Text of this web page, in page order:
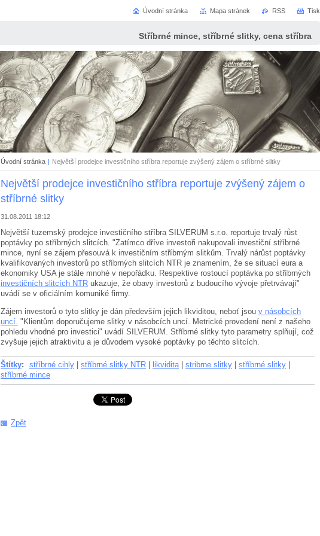
Stříbrné mince, stříbrné slitky, cena stříbra
Úvodní stránka | Největší prodejce investičního stříbra reportuje zvýšený zájem o stříbrné slitky
Největší prodejce investičního stříbra reportuje zvýšený zájem o
stříbrné slitky
31.08.2011 18:12
Největší tuzemský prodejce investičního stříbra SILVERUM s.r.o. reportuje trvalý růst
poptávky po stříbrných slitcích. "Zatímco dříve investoři nakupovali investiční stříbrné
mince, nyní se zájem přesouvá k investičním stříbrným slitkům. Trvalý nárůst poptávky
kvalifikovaných investorů po stříbrných slitcích NTR je znamením, že se situací eura a
ekonomiky USA je stále mnohé v nepořádku. Respektive rostoucí poptávka po stříbrných
investičních slitcích NTR ukazuje, že obavy investorů z budoucího vývoje přetrvávají"
uvádí se v oficiálním komuniké firmy.
Zájem investorů o tyto slitky je dán především jejich likviditou, neboť jsou v násobcích
uncí. "Klientům doporučujeme slitky v násobcích uncí. Metrické provedení není z našeho
pohledu vhodné pro investici" uvádí SILVERUM. Stříbrné slitky tyto parametry splňují, což
zvyšuje jejich atraktivitu a je důvodem vysoké poptávky po těchto slitcích.
Štítky: stříbrné cihly | stříbrné slitky NTR | likvidita | stribrne slitky | stříbrné slitky |
stříbrné mince
Zpět
Úvodní stránka Mapa stránek RSS Tisk